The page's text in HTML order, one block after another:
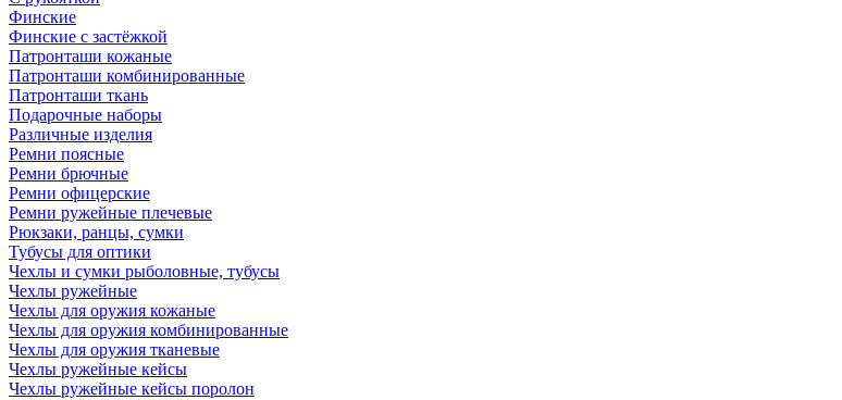
Финские
Финские с застёжкой
Патронташи кожаные
Патронташи комбинированные
Патронташи ткань
Подарочные наборы
Различные изделия
Ремни поясные
Ремни брючные
Ремни офицерские
Ремни ружейные плечевые
Рюкзаки, ранцы, сумки
Тубусы для оптики
Чехлы и сумки рыболовные, тубусы
Чехлы ружейные
Чехлы для оружия кожаные
Чехлы для оружия комбинированные
Чехлы для оружия тканевые
Чехлы ружейные кейсы
Чехлы ружейные кейсы поролон